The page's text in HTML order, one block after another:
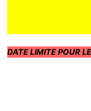
DATE LIMITE POUR